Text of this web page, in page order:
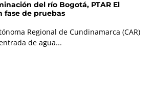
del río Bogotá, PTAR El
fase de pruebas
Regional de Cundinamarca (CAR)
de agua...